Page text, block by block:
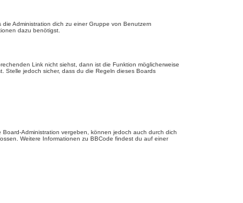
Administration dich zu einer Gruppe von Benutzern
dazu benötigst.
Link nicht siehst, dann ist die Funktion möglicherweise
Stelle jedoch sicher, dass du die Regeln dieses Boards
Administration vergeben, können jedoch auch durch dich
Weitere Informationen zu BBCode findest du auf einer